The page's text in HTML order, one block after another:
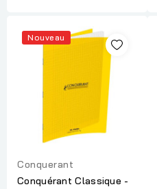
Nouveau
Conquerant
Conquérant Classique -